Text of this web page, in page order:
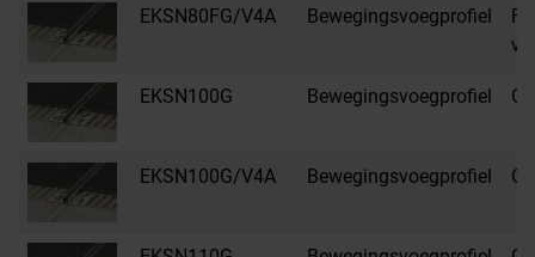
EKSN80FG/V4A Bewegingsvoegprofiel
EKSN100G Bewegingsvoegprofiel G
EKSN100G/V4A Bewegingsvoegprofiel G